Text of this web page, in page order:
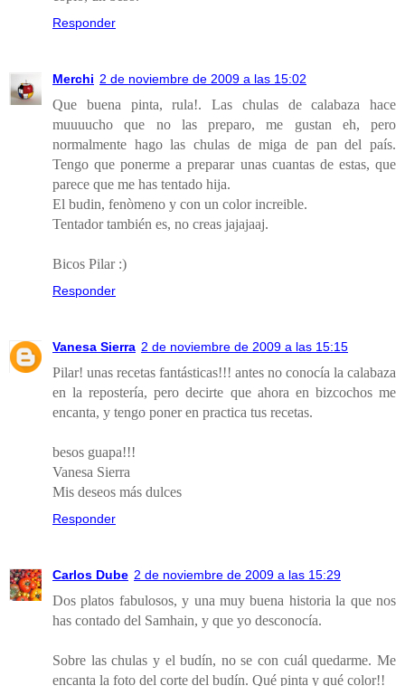
Responder
Merchi 2 de noviembre de 2009 a las 15:02
Que buena pinta, rula!. Las chulas de calabaza hace
muuuucho que no las preparo, me gustan eh, pero
normalmente hago las chulas de miga de pan del país.
Tengo que ponerme a preparar unas cuantas de estas, que
parece que me has tentado hija.
El budin, fenòmeno y con un color increible.
Tentador también es, no creas jajajaaj.
Bicos Pilar :)
Responder
Vanesa Sierra 2 de noviembre de 2009 a las 15:15
Pilar! unas recetas fantásticas!!! antes no conocía la calabaza
en la repostería, pero decirte que ahora en bizcochos me
encanta, y tengo poner en practica tus recetas.
besos guapa!!!
Vanesa Sierra
Mis deseos más dulces
Responder
Carlos Dube 2 de noviembre de 2009 a las 15:29
Dos platos fabulosos, y una muy buena historia la que nos
has contado del Samhain, y que yo desconocía.
Sobre las chulas y el budín, no se con cuál quedarme. Me
encanta la foto del corte del budín. Qué pinta y qué color!!